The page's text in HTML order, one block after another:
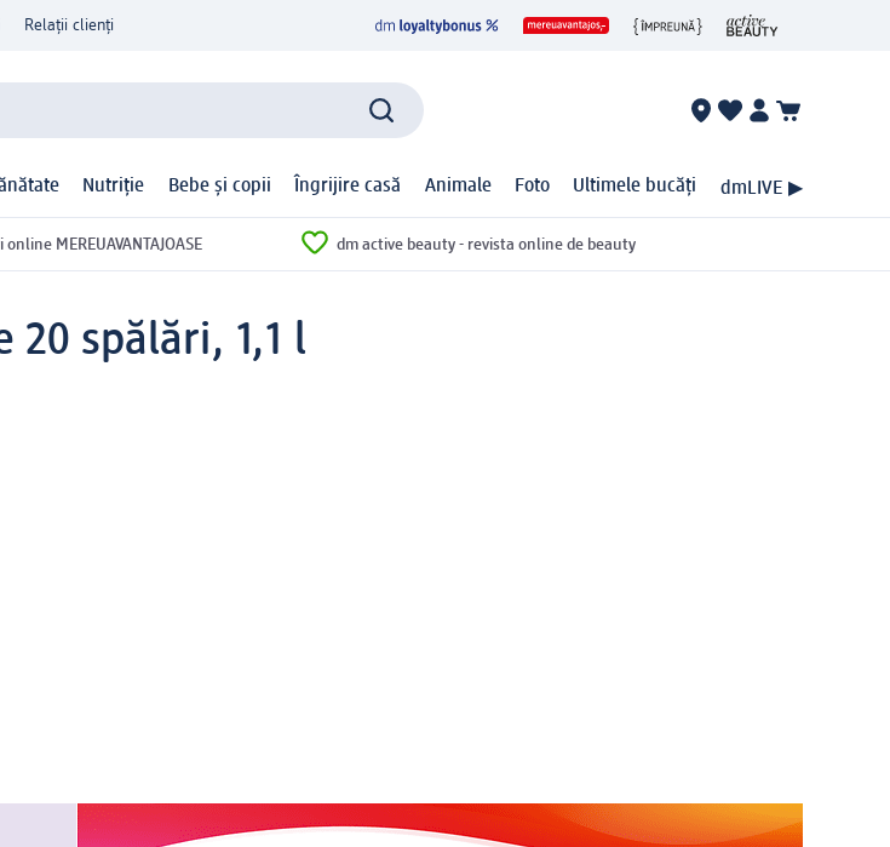
Relații clienți
Nutriție Bebe și copii Îngrijire casă Animale Foto Ultimele bucăți dmLIVE ▶
MEREUAVANTAJOASE dm active beauty - revista online de beauty
20 spălări, 1,1 l